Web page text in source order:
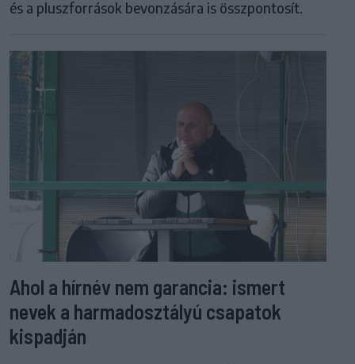
és a pluszforrások bevonzására is összpontosít.
Ahol a hírnév nem garancia: ismert
nevek a harmadosztályú csapatok
kispadján